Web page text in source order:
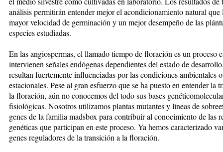
análisis permitirán entender mejor el acondicionamiento natural que
mayor velocidad de germinación y un mejor desempeño de las
especies estudiadas.
En las angiospermas, el llamado tiempo de floración es un proceso
intervienen señales endógenas dependientes del estado de
resultan fuertemente influenciadas por las condiciones ambientales o
estacionales. Pese al gran esfuerzo que se ha puesto en entender la
la floración, aún no conocemos del todo sus bases
fisiológicas. Nosotros utilizamos plantas mutantes y líneas de
genes de la familia madsbox para contribuir al conocimiento de las
genéticas que participan en este proceso. Ya hemos caracterizado
genes reguladores de la transición a la floración.